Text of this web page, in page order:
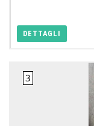
DETTAGLI